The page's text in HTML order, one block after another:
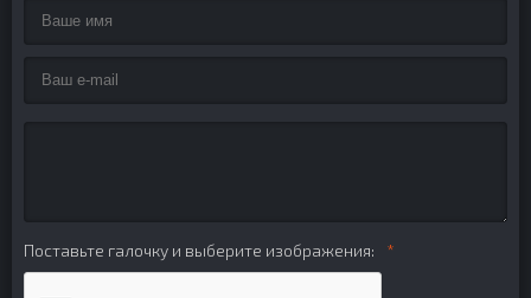
Поставьте галочку и выберите изображения: